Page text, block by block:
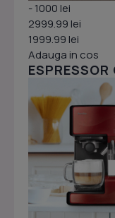
- 1000 lei
2999.99 lei
1999.99 lei
Adauga in cos